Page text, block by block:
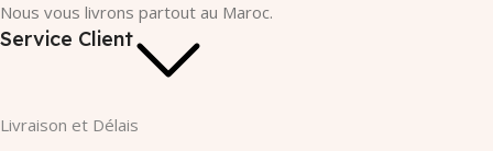
Nous vous livrons partout au Maroc.
Service Client
Livraison et Délais